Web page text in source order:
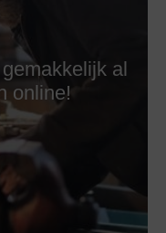
al
online!